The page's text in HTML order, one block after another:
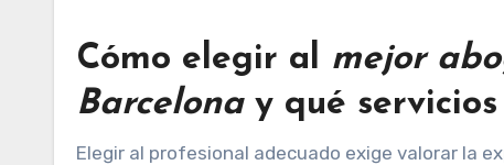
Cómo elegir al mejor
Barcelonay qué
Elegir al profesional adecuado exige valorar la